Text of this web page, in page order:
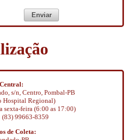
Enviar
Central:
s/n, Centro, Pombal-PB
Hospital Regional)
sexta-feira (6:00 as 17:00)
(83) 99663-8359
de Coleta: